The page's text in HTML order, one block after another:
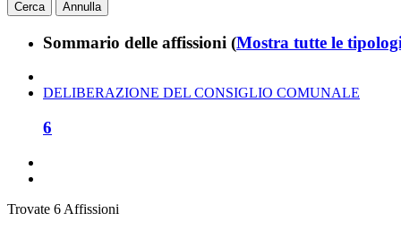
Sommario delle affissioni (Mostra tutte le
DELIBERAZIONE DEL CONSIGLIO COMUNALE
6
Trovate 6 Affissioni